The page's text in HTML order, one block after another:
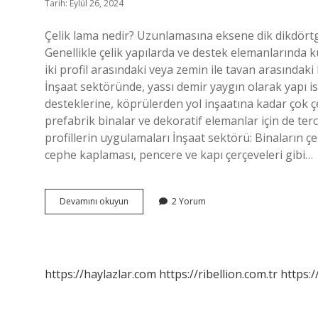
Tarih: Eylül 26, 2024
Çelik lama nedir? Uzunlamasına eksene dik
Genellikle çelik yapılarda ve destek elemanlarında
iki profil arasındaki veya zemin ile tavan
İnşaat sektöründe, yassı demir yaygın olarak yapı
desteklerine, köprülerden yol inşaatına kadar çok
prefabrik binalar ve dekoratif elemanlar için de
profillerin uygulamaları İnşaat sektörü: Binaların
cephe kaplaması, pencere ve kapı çerçeveleri gibi…
Devamını okuyun
Lama
2 Yorum
https://haylazlar.com https://ribellion.com.tr